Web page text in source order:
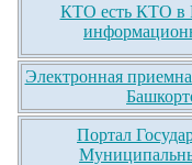
КТО есть КТО в
Электронная
Портал